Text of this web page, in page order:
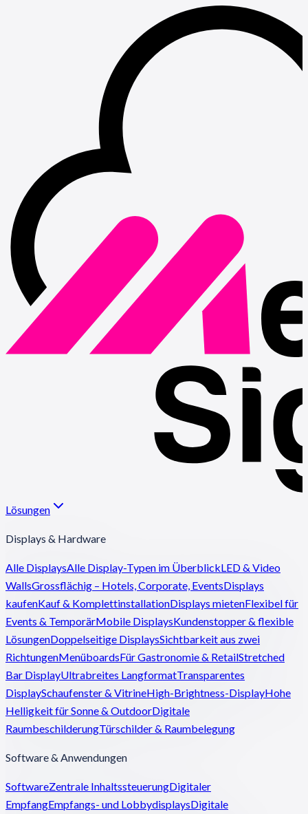
Lösungen
Displays & Hardware
Alle DisplaysAlle Display-Typen im ÜberblickLED & Video
WallsGrossflächig – Hotels, Corporate, EventsDisplays
kaufenKauf & KomplettinstallationDisplays mietenFlexibel für
Events & TemporärMobile DisplaysKundenstopper & flexible
LösungenDoppelseitige DisplaysSichtbarkeit aus zwei
RichtungenMenüboardsFür Gastronomie & RetailStretched
Bar DisplayUltrabreites LangformatTransparentes
DisplaySchaufenster & VitrineHigh-Brightness-DisplayHohe
Helligkeit für Sonne & OutdoorDigitale
RaumbeschilderungTürschilder & Raumbelegung
Software & Anwendungen
SoftwareZentrale InhaltssteuerungDigitaler
EmpfangEmpfangs- und LobbydisplaysDigitale